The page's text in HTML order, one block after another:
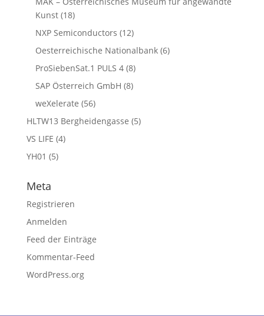
Kunst(18)
NXP Semiconductors (12)
Oesterreichische Nationalbank(6)
ProSiebenSat.1 PULS 4(8)
SAP Österreich GmbH (8)
weXelerate (56)
HLTW13 Bergheidengasse (5)
VS LIFE (4)
YH01 (5)
Meta
Registrieren
Anmelden
Feed der Einträge
Kommentar-Feed
WordPress.org